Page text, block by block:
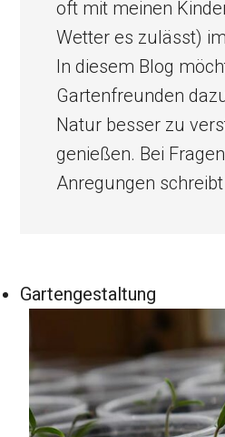
oft mit meinen
Wetter es zulässt)
In diesem Blog
Gartenfreunden
Natur besser zu
genießen. Bei
Anregungen
Gartengestaltung